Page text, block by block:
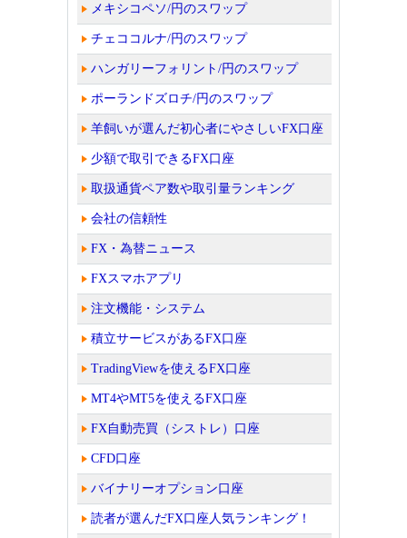
メキシコペソ/円のスワップ
チェココルナ/円のスワップ
ハンガリーフォリント/円のスワップ
ポーランドズロチ/円のスワップ
羊飼いが選んだ初心者にやさしいFX口座
少額で取引できるFX口座
取扱通貨ペア数や取引量ランキング
会社の信頼性
FX・為替ニュース
FXスマホアプリ
注文機能・システム
積立サービスがあるFX口座
TradingViewを使えるFX口座
MT4やMT5を使えるFX口座
FX自動売買（シストレ）口座
CFD口座
バイナリーオプション口座
読者が選んだFX口座人気ランキング！